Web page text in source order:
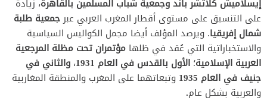
إيسلاميش كلاتشر باندوجمعية شباب المسلمين بالقاهرة، زيادة
على التنسيق على مستوى أقطار المغرب العربي عبر جمعية طلبة
شمال إفريقيا. ويرصد المؤلف أيضا مجمل الكواليس السياسية
والاستخباراتية التي عُقد في ظلها مؤتمران تحت مظلة المرجعية
العربية الإسلامية؛ الأول بالقدس في العام 1931، والثاني في
جنيف في العام 1935 وتبعاتهما على المغرب والمنطقة المغاربية
والعربية بشكل عام.